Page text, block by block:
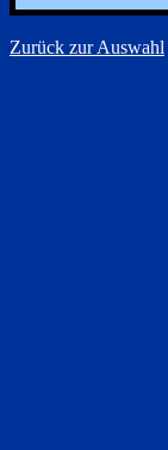
Zurück zur Auswahl